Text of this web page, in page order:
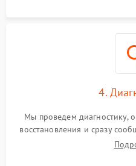
4.
Мы проведем диагностику,
восстановления и сразу